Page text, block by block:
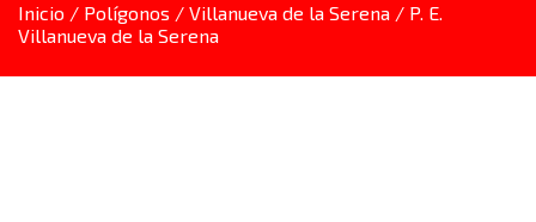
Inicio / Polígonos / Villanueva de la Serena / P. E.
Villanueva de la Serena